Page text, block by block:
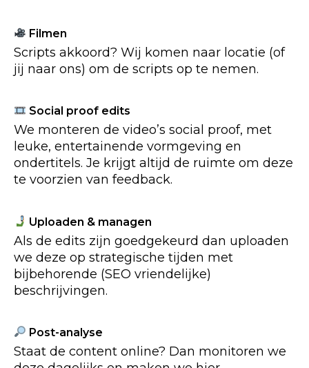
Filmen
Scripts akkoord? Wij komen naar locatie (of
jij naar ons) om de scripts op te nemen.
Social proof edits
We monteren de video’s social proof, met
leuke, entertainende vormgeving en
ondertitels. Je krijgt altijd de ruimte om deze
te voorzien van feedback.
Uploaden & managen
Als de edits zijn goedgekeurd dan uploaden
we deze op strategische tijden met
bijbehorende (SEO vriendelijke)
beschrijvingen.
Post-analyse
Staat de content online? Dan monitoren we